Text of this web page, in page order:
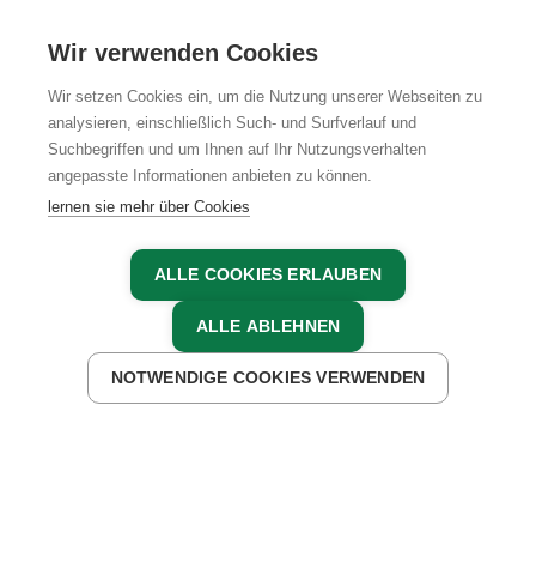
JETZT ANFRAGEN JETZT BUCHEN
KARRIERE
AGBIMPRESSUMDATENSCHUTZ
Wir verwenden Cookies
Wir setzen Cookies ein, um die Nutzung unserer Webseiten zu
analysieren, einschließlich Such- und Surfverlauf und
Suchbegriffen und um Ihnen auf Ihr Nutzungsverhalten
angepasste Informationen anbieten zu können.
lernen sie mehr über Cookies
ALLE COOKIES ERLAUBEN
ALLE ABLEHNEN
NOTWENDIGE COOKIES VERWENDEN